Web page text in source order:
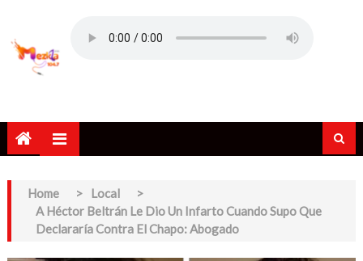
Home > Local
>
A Héctor Beltrán Le Dio Un Infarto Cuando Supo Que
Declararía Contra El Chapo: Abogado